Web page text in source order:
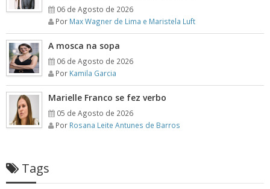
06 de Agosto de 2026
Por Max Wagner de Lima e Maristela Luft
A mosca na sopa
06 de Agosto de 2026
Por Kamila Garcia
Marielle Franco se fez verbo
05 de Agosto de 2026
Por Rosana Leite Antunes de Barros
Tags